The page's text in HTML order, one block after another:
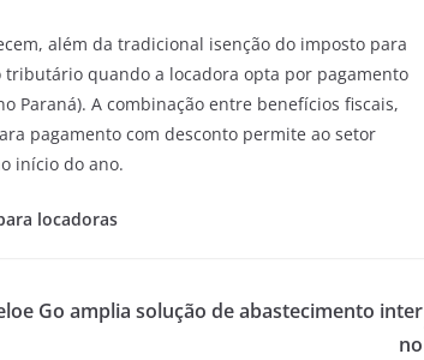
além da tradicional isenção do imposto para
quando a locadora opta por pagamento
Paraná). A combinação entre benefícios fiscais,
pagamento com desconto permite ao setor
início do ano.
locadoras
Go amplia solução de abastecimento inter
no